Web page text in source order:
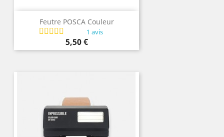
Feutre POSCA Couleur
1 avis
Prix
5,50 €